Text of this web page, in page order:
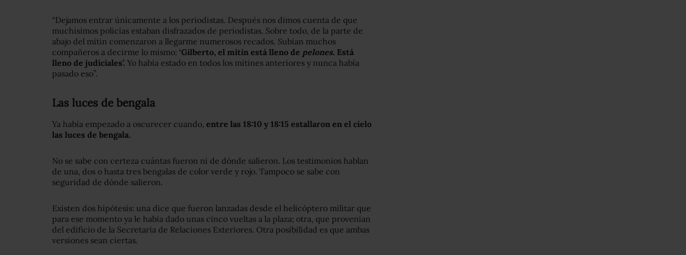
“Dejamos entrar únicamente a los periodistas. Después nos dimos cuenta de que
muchísimos policías estaban disfrazados de periodistas. Sobre todo, de la parte de
abajo del mitin comenzaron a llegarme numerosos recados. Subían muchos
compañeros a decirme lo mismo: ‘Gilberto, el mitin está lleno de pelones. Está
lleno de judiciales’. Yo había estado en todos los mítines anteriores y nunca había
pasado eso”.
Las luces de bengala
Ya había empezado a oscurecer cuando, entre las 18:10 y 18:15 estallaron en el cielo
las luces de bengala.
No se sabe con certeza cuántas fueron ni de dónde salieron. Los testimonios hablan
de una, dos o hasta tres bengalas de color verde y rojo. Tampoco se sabe con
seguridad de dónde salieron.
Existen dos hipótesis: una dice que fueron lanzadas desde el helicóptero militar que
para ese momento ya le había dado unas cinco vueltas a la plaza; otra, que provenían
del edificio de la Secretaría de Relaciones Exteriores. Otra posibilidad es que ambas
versiones sean ciertas.